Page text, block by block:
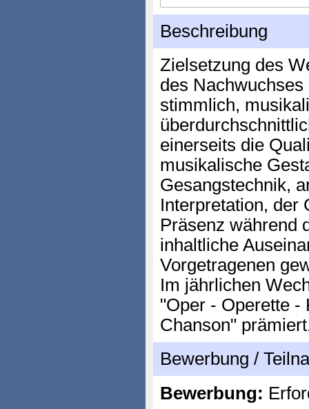
Beschreibung
Zielsetzung des
des
stimmlich,
einerseits die
musikalische
Gesangstechnik,
Interpretation, der
Präsenz während
inhaltliche
Vorgetragenen
Im jährlichen
"Oper - Operette -
Chanson"
Bewerbung /
Bewerbung: